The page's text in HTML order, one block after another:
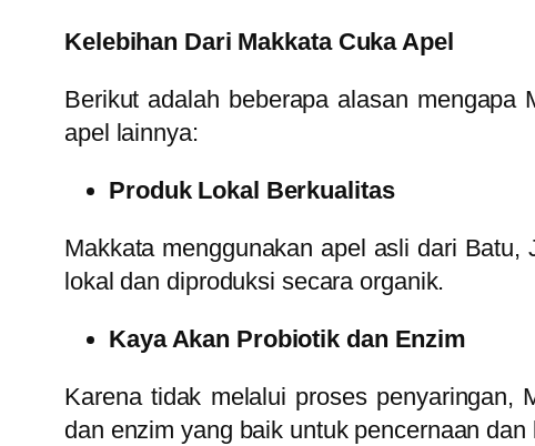
Kelebihan Dari Makkata Cuka Apel
Berikut adalah beberapa alasan mengapa
apel lainnya:
Produk Lokal Berkualitas
Makkata menggunakan apel asli dari
lokal dan diproduksi secara organik.
Kaya Akan Probiotik dan Enzim
Karena tidak melalui proses penyaringan,
dan enzim yang baik untuk pencernaan